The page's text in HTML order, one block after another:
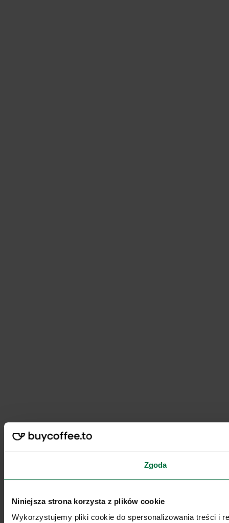
Zgoda
Niniejsza strona korzysta z plików cookie
Wykorzystujemy pliki cookie do spersonalizowania treści i